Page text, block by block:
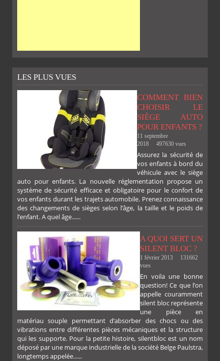
FACEBOOKTWITTERGOOGLEPINTEREST
PLUS
LES PLUS VUES
COMMENT BIEN
CHOISIR LE
SIÈGE AUTO
POUR ENFANTS ?
11 septembre
2018
497630 vues
Assurez la sécurité de
vos enfants à bord du
véhicule avec le siège
auto pour enfants. La nouvelle réglementation propose un
système de sécurité efficace et obligatoire pour le confort de
vos enfants durant les trajets automobile. Prenez connaissance
des changements de sièges selon l’âge, la taille et le poids de
l’enfant. A quel âge......
A QUOI SERT UN
SILENT BLOC ?
1 février 2013
131662
vues
En voila une bonne
question! Ce que l’on
appelle couramment
silent bloc représente
une pièce en
matériau souple permettant d’absorber des chocs ou des
vibrations entre différentes pièces mécaniques et la structure
qui les supporte. Pour la petite histoire, silentbloc est un nom
déposé par une marque industrielle de la société Belge Paulstra,
longtemps appelée......